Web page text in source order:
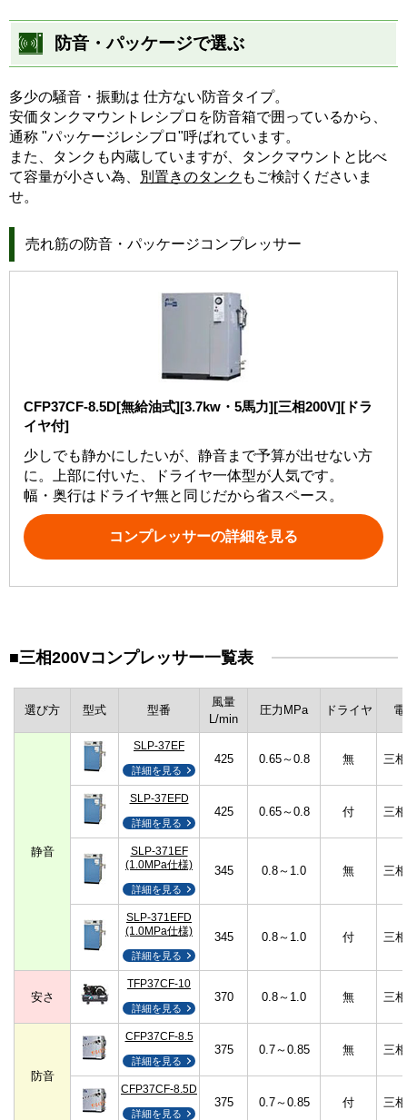
防音・パッケージで選ぶ
多少の騒音・振動は 仕方ない防音タイプ。
安価タンクマウントレシプロを防音箱で囲っているから、
通称 "パッケージレシプロ"呼ばれています。
また、タンクも内蔵していますが、タンクマウントと比べ
て容量が小さい為、
別置きのタンク もご検討くださいま
せ。
売れ筋の防音・パッケージコンプレッサー
CFP37CF-8.5D[無給油式][3.7kw・5馬力][三相200V][ドラ
イヤ付]
少しでも静かにしたいが、静音まで予算が出せない方
に。上部に付いた、ドライヤ一体型が人気です。
幅・奥行はドライヤ無と同じだから省スペース。
コンプレッサーの詳細を見る
■三相200Vコンプレッサー一覧表
選び方 型式 型番
風量
L/min
圧力MPa ドライヤ
静音
SLP-37EF
詳細を見る
425 0.65～0.8 無 三
SLP-37EFD
詳細を見る
425 0.65～0.8 付 三
SLP-371EF
(1.0MPa仕様)
詳細を見る
345 0.8～1.0 無 三
SLP-371EFD
(1.0MPa仕様)
詳細を見る
345 0.8～1.0 付 三
安さ
TFP37CF-10
詳細を見る
370 0.8～1.0 無 三
防音
CFP37CF-8.5
詳細を見る
375 0.7～0.85 無 三
CFP37CF-8.5D
詳細を見る
375 0.7～0.85 付 三